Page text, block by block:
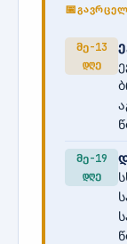
მე-13
დღე
მე-19
დღე